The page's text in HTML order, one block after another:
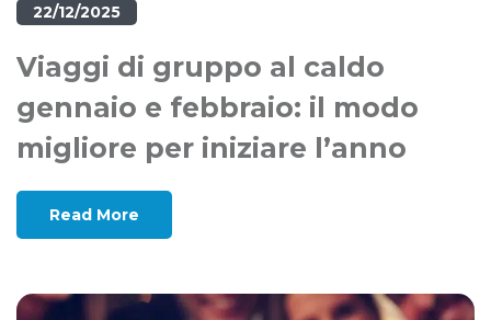
22/12/2025
Viaggi di gruppo al caldo
gennaio e febbraio: il modo
migliore per iniziare l’anno
Read More